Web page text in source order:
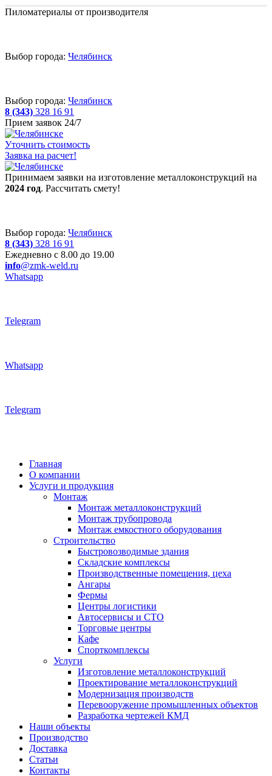
Пиломатериалы от производителя
Выбор города: Челябинск
Выбор города: Челябинск
8 (343) 328 16 91
Прием заявок 24/7
Уточнить стоимость
Заявка на расчет!
Принимаем заявки на изготовление металлоконструкций на
2024 год. Рассчитать смету!
Выбор города: Челябинск
8 (343) 328 16 91
Ежедневно с 8.00 до 19.00
info@zmk-weld.ru
Whatsapp
Telegram
Whatsapp
Telegram
Главная
О компании
Услуги и продукция
Монтаж
Монтаж металлоконструкций
Монтаж трубопровода
Монтаж емкостного оборудования
Строительство
Быстровозводимые здания
Складские комплексы
Производственные помещения, цеха
Ангары
Фермы
Центры логистики
Автосервисы и СТО
Торговые центры
Кафе
Спорткомплексы
Услуги
Изготовление металлоконструкций
Проектирование металлоконструкций
Модернизация производств
Перевооружение промышленных объектов
Разработка чертежей КМД
Наши объекты
Производство
Доставка
Статьи
Контакты